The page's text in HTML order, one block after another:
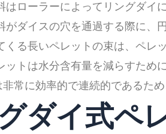
はローラーによってリングダイ
がダイスの穴を通過する際に、
くる長いペレットの束は、ペレ
ットは水分含有量を減らすため
常に効率的で連続的であるた
ダイ式ペ